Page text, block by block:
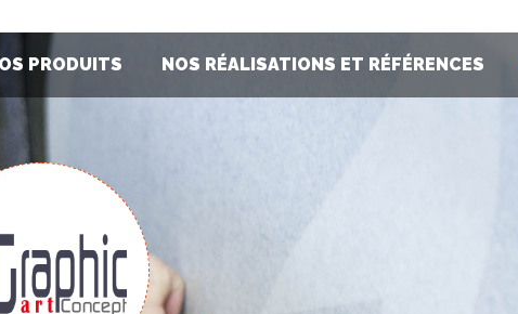
PRODUITS NOS RÉALISATIONS ET RÉFÉRENCES